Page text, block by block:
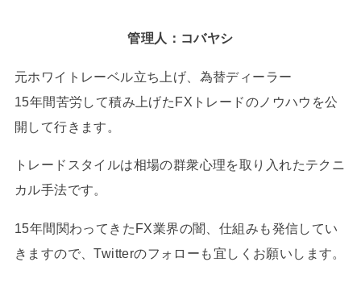
管理人：コバヤシ
元ホワイトレーベル立ち上げ、為替ディーラー
15年間苦労して積み上げたFXトレードのノウハウを公
開して行きます。
トレードスタイルは相場の群衆心理を取り入れたテクニ
カル手法です。
15年間関わってきたFX業界の闇、仕組みも発信してい
きますので、Twitterのフォローも宜しくお願いします。